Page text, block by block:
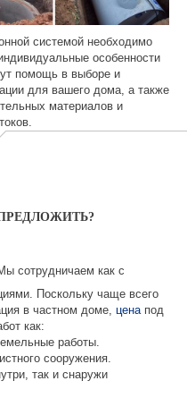
системой необходимо
особенности
помощь в выборе и
для вашего дома, а также
материалов и
сотрудничаем как с
Поскольку чаще всего
в частном доме, ценапод
как:
работы.
сооружения.
так и снаружи